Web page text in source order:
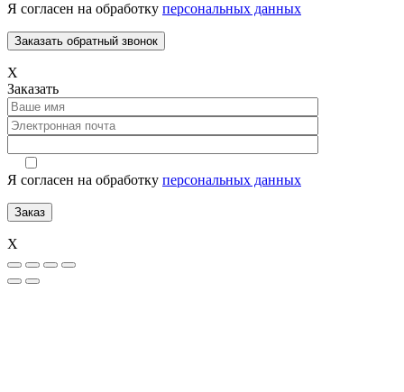
Я согласен на обработку персональных данных
Х
Заказать
Я согласен на обработку персональных данных
Х